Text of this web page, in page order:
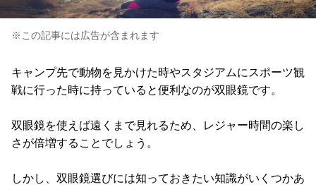
※この記事には広告が含まれます
キャンプ先で動物を見かけた時やスタジアムにスポーツ観
戦に行った時に持っていると便利なのが双眼鏡です。
双眼鏡を使えば遠くまで見れるため、レジャー時間の楽し
さが倍増することでしょう。
しかし、双眼鏡選びには知っておきたい知識がいくつかあ